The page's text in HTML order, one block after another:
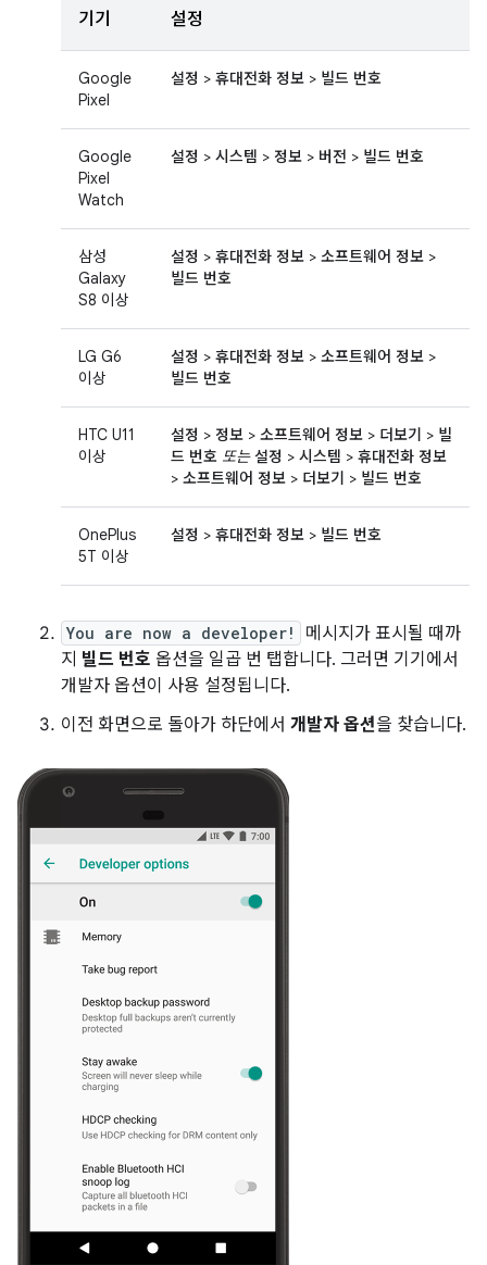
기기 설정
Google
Pixel
설정 > 휴대전화 정보 > 빌드 번호
Google
Pixel
Watch
설정 > 시스템 > 정보 > 버전 > 빌드 번호
삼성
Galaxy
S8 이상
설정 > 휴대전화 정보 > 소프트웨어 정보 >
빌드 번호
LG G6
이상
설정 > 휴대전화 정보 > 소프트웨어 정보 >
빌드 번호
HTC U11
이상
설정 > 정보 > 소프트웨어 정보 > 더보기 > 빌
드 번호 또는 설정 > 시스템 > 휴대전화 정보
> 소프트웨어 정보 > 더보기 > 빌드 번호
OnePlus
5T 이상
설정 > 휴대전화 정보 > 빌드 번호
You are now a developer!
메시지가 표시될 때까
지 빌드 번호 옵션을 일곱 번 탭합니다. 그러면 기기에서
개발자 옵션이 사용 설정됩니다.
이전 화면으로 돌아가 하단에서 개발자 옵션을 찾습니다.